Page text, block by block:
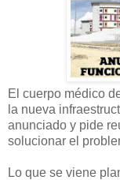
El cuerpo médico
la nueva
anunciado y pide
solucionar el
Lo que se viene